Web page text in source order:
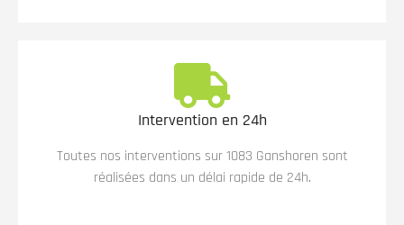
Intervention en 24h
Toutes nos interventions sur 1083 Ganshoren sont
réalisées dans un délai rapide de 24h.